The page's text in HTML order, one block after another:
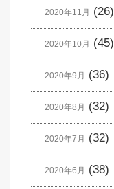
2020年11月 (26)
2020年10月 (45)
2020年9月 (36)
2020年8月 (32)
2020年7月 (32)
2020年6月 (38)